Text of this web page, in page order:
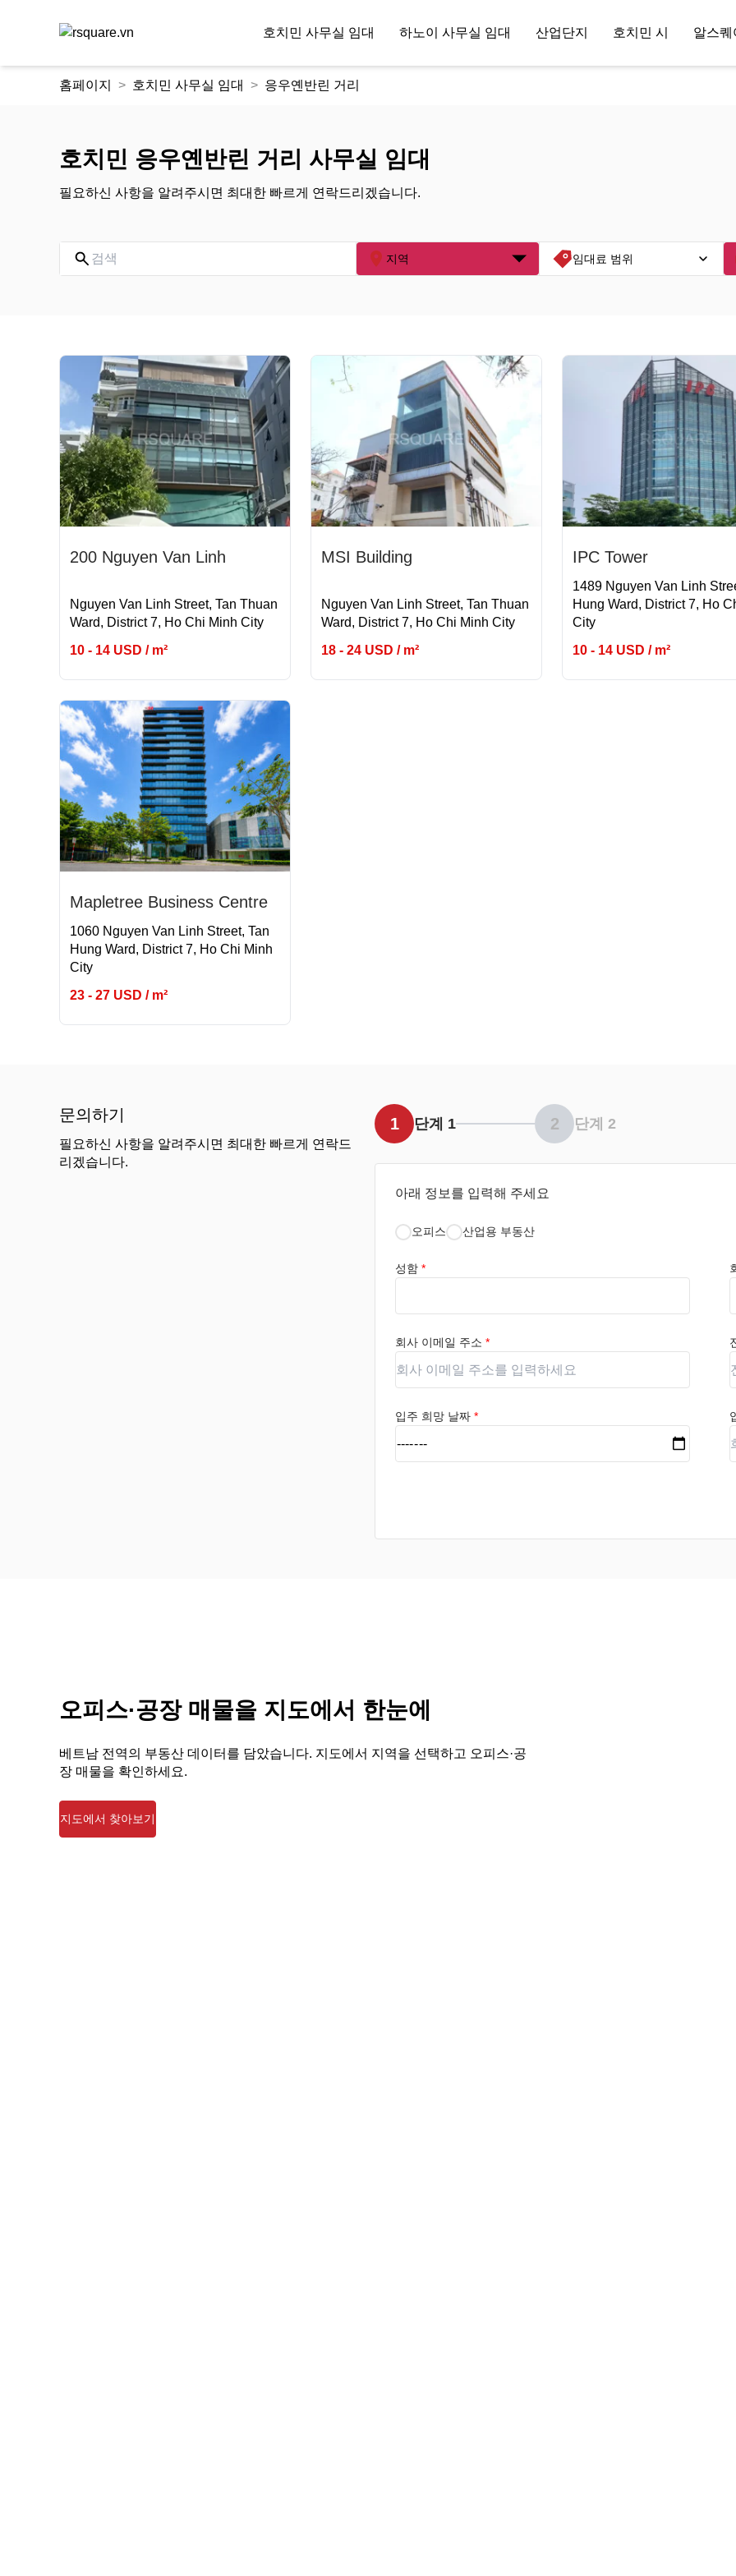
호치민 사무실 임대 하노이 사무실 임대 산업단지 호치민 시 알스퀘
홈페이지 호치민 사무실 임대 응우옌반린 거리
호치민 응우옌반린 거리 사무실 임대
필요하신 사항을 알려주시면 최대한 빠르게 연락드리겠습니다.
지역 임대료 범위
200 Nguyen Van Linh
Nguyen Van Linh Street, Tan Thuan
Ward, District 7, Ho Chi Minh City
10 - 14 USD / m²
MSI Building
Nguyen Van Linh Street, Tan Thuan
Ward, District 7, Ho Chi Minh City
18 - 24 USD / m²
IPC Tower
1489 Nguyen Van Linh
Hung Ward, District 7, Ho
City
10 - 14 USD / m²
Mapletree Business Centre
1060 Nguyen Van Linh Street, Tan
Hung Ward, District 7, Ho Chi Minh
City
23 - 27 USD / m²
문의하기
필요하신 사항을 알려주시면 최대한 빠르게 연락드
리겠습니다.
1 단계 1 2 단계 2
아래 정보를 입력해 주세요
오피스 산업용 부동산
성함 *
회사 이메일 주소 *
입주 희망 날짜 *
오피스·공장 매물을 지도에서 한눈에
베트남 전역의 부동산 데이터를 담았습니다. 지도에서 지역을 선택하고 오피스·공
장 매물을 확인하세요.
지도에서 찾아보기